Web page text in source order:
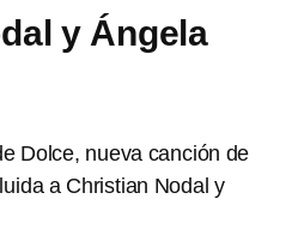
y Ángela
Dolce, nueva canción de
a Christian Nodal y